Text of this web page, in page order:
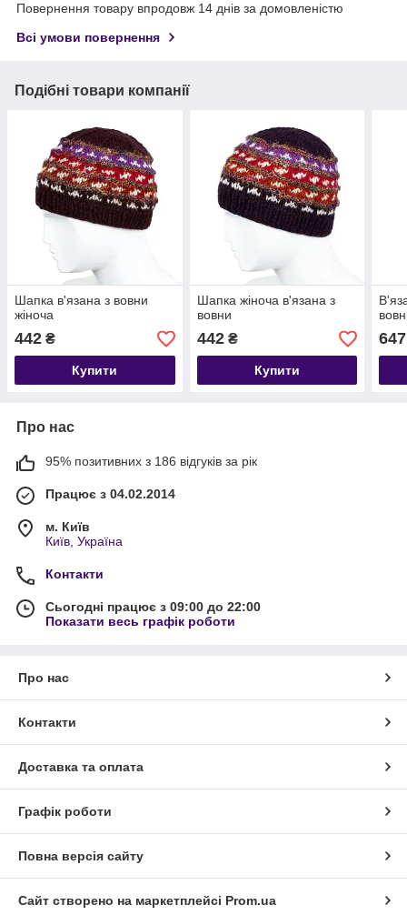
Повернення товару впродовж 14 днів за домовленістю
Всі умови повернення
Подібні товари компанії
Шапка в'язана з вовни
жіноча
442 ₴
Купити
Шапка жіноча в'язана з
вовни
442₴
Купити
647
Про нас
95% позитивних з 186 відгуків за рік
Працює з 04.02.2014
м. Київ
Київ, Україна
Контакти
Сьогодні працює з 09:00 до 22:00
Показати весь графік роботи
Про нас
Контакти
Доставка та оплата
Графік роботи
Повна версія сайту
Сайт створено на маркетплейсі Prom.ua